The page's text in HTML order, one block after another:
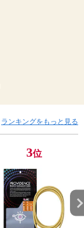
ランキングをもっと見る
3位